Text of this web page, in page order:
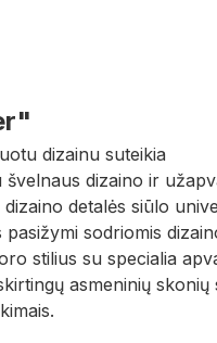
dizainu suteikia
dizaino ir
detalės siūlo
pasižymi sodriomis
stilius su specialia
asmeninių skonių